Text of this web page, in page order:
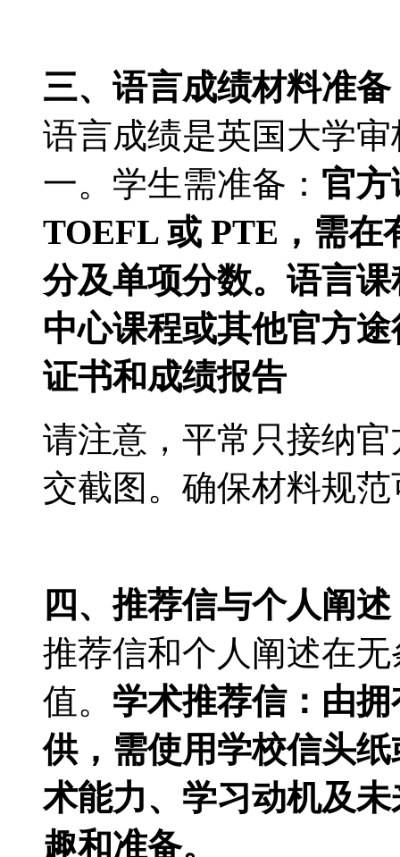
三、语言成绩材料准备
语言成绩是英国大学
一。学生需准备： 官
TOEFL 或 PTE，需在
分及单项分数。语言
中心课程或其他官方
证书和成绩报告
请注意，平常只接纳
交截图。确保材料规
四、推荐信与个人阐述
推荐信和个人阐述在
值。 学术推荐信：由
供，需使用学校信头
术能力、学习动机及
趣和准备。